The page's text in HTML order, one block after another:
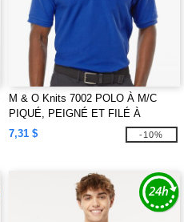
M & O Knits 7002 POLO À M/C
PIQUÉ, PEIGNÉ ET FILÉ À
L'ANNEAU
7,31 $ -10%